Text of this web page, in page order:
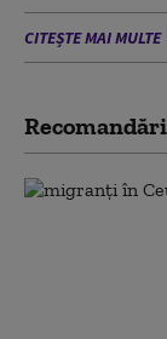
CITEȘTE MAI MULTE